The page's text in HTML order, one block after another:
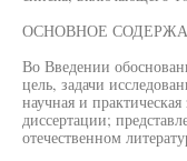
ОСНОВНОЕ
Во Введении
цель, задачи
научная и
диссертации;
отечественном